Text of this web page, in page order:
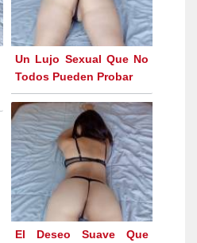
Un Lujo Sexual Que No
Todos Pueden Probar
El Deseo Suave Que